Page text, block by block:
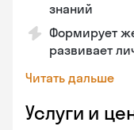
знаний
Формирует
развивает
Читать дальше
Услуги и